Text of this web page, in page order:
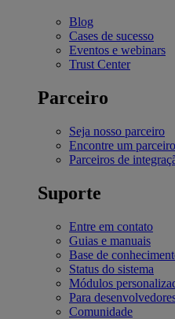
Blog
Cases de sucesso
Eventos e webinars
Trust Center
Parceiro
Seja nosso parceiro
Encontre um parceiro
Parceiros de
Suporte
Entre em contato
Guias e manuais
Base de
Status do sistema
Módulos
Para
Comunidade